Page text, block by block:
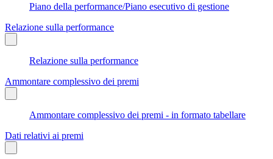
Piano della performance/Piano esecutivo di gestione
Relazione sulla performance
Relazione sulla performance
Ammontare complessivo dei premi
Ammontare complessivo dei premi - in formato tabellare
Dati relativi ai premi